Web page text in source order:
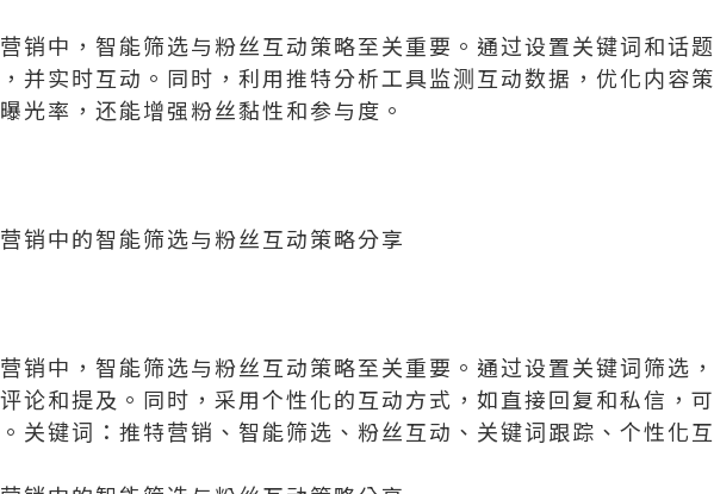
销中，智能筛选与粉丝互动策略至关重要。通过设置关键词和话
并实时互动。同时，利用推特分析工具监测互动数据，优化内容
光率，还能增强粉丝黏性和参与度。
销中的智能筛选与粉丝互动策略分享
销中，智能筛选与粉丝互动策略至关重要。通过设置关键词筛选
论和提及。同时，采用个性化的互动方式，如直接回复和私信，
关键词：推特营销、智能筛选、粉丝互动、关键词跟踪、个性化互